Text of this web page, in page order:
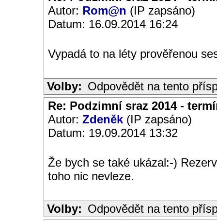
Autor: Rom@n (IP zapsáno)
Datum: 16.09.2014 16:24
Vypadá to na léty prověřenou
Volby: Odpovědět na tento
Re: Podzimní sraz 2014 -
Autor: Zdeněk (IP zapsáno)
Datum: 19.09.2014 13:32
Že bych se také ukázal:-)
toho nic nevleze.
Volby: Odpovědět na tento